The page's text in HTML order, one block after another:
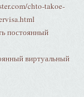
chto-takoe-
постоянный
виртуальный